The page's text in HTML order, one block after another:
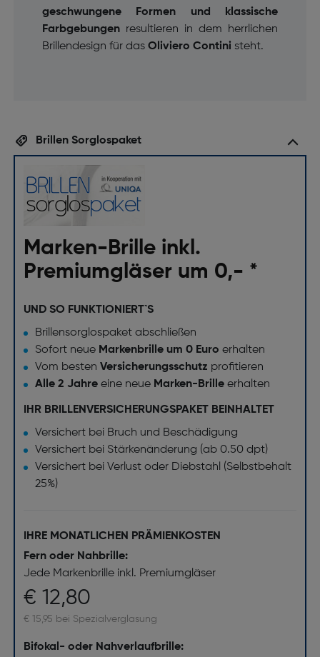
geschwungene Formen und klassische
Farbgebungenresultieren in dem herrlichen
Brillendesign für das Oliviero Contini steht.
Brillen Sorglospaket
Marken-Brille inkl.
Premiumgläser um 0,- *
UND SO FUNKTIONIERT`S
Brillensorglospaket abschließen
Sofort neue Markenbrille um 0 Euro erhalten
Vom besten Versicherungsschutz profitieren
Alle 2 Jahreeine neue Marken-Brille erhalten
IHR BRILLENVERSICHERUNGSPAKET BEINHALTET
Versichert bei Bruch und Beschädigung
Versichert bei Stärkenänderung (ab 0.50 dpt)
Versichert bei Verlust oder Diebstahl (Selbstbehalt
25%)
IHRE MONATLICHEN PRÄMIENKOSTEN
Fern oder Nahbrille:
Jede Markenbrille inkl. Premiumgläser
€ 12,80
€ 15,95 bei Spezialverglasung
Bifokal- oder Nahverlaufbrille: